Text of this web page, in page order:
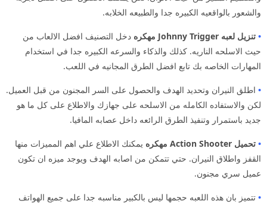
والشعور بالواقعيه الكبيره جدا والطبيعه الخلابه.
• تنزيل لعبه Johnny Trigger مهكره دخل التصنيف افضل الالعاب من
حيث الاسلحه الناريه. كذلك والذكاء والسرعه الكبيره جدا في استخدام
المهارات الخاصه بك تابع افضل الطرق المجانيه في اللعب.
• اطلق النيران وتحديد الهدف والحصول على السر المجنون من قبل العميل.
لكن والاستفاده الكامله من الاسلحه على جهازك والاطلاع على كل ما هو
جديد باستمرار وتنفيذ الطرق الرائعه داخل عصابه المافيا.
• تحميل Action Shooter مهكره
يمكنك الاطلاع علي اهم المميزات منها
القفز واطلاق النيران. حتي تتمكن من اصابه الهدف ويوجد ميزه ان تكون
عميل سري مجنون.
• تتميز بان هذه اللعبه حجمها ليس بالكبير مناسبه جدا على جميع الهواتف